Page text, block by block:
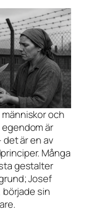
och
är
är en av
Många
gestalter
Josef
sin